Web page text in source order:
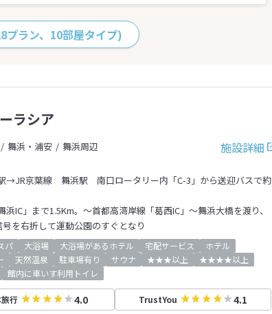
プラン、10部屋タイプ)
ラシア
施設詳細
舞浜・浦安
舞浜周辺
→JR京葉線 舞浜駅 南口ロータリー内「C-3」から送迎バスで約
浜IC」まで1.5Km。～首都高湾岸線「葛西IC」～舞浜大橋を渡り、
号を右折して運動公園のすぐとなり
パ 大浴場 大浴場があるホテル 宅配サービス
ホテル
天然温泉 駐車場有り サウナ ★★★以上
★★★★以上
館内に車いす利用トイレ
行 4.0 TrustYou 4.1